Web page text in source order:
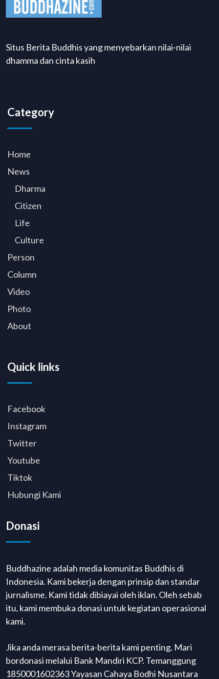
Situs Berita Buddhis yang menyebarkan nilai-nilai
dhamma dan cinta kasih
Category
Home
News
Dharma
Citizen
Life
Culture
Person
Column
Video
Photo
About
Quick links
Facebook
Instagram
Twitter
Youtube
Tiktok
Hubungi Kami
Donasi
Buddhazine adalah media komunitas Buddhis di
Indonesia. Kami bekerja dengan prinsip dan standar
jurnalisme. Kami tidak dibiayai oleh iklan. Oleh sebab
itu, kami membuka donasi untuk kegiatan operasional
kami.
Jika anda merasa berita-berita kami penting. Mari
bordonasi melalui Bank Mandiri KCP. Temanggung
1850001602363 Yayasan Cahaya Bodhi Nusantara